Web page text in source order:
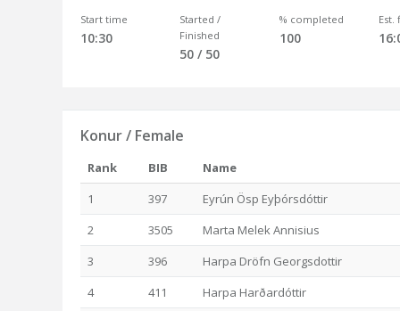
Start time
10:30
Started /
Finished
50 / 50
% completed
100
Est.
Konur / Female
Rank BIB
Name
1
397
Eyrún Ösp Eyþórsdóttir
2
3505
Marta Melek Annisius
3
396
Harpa Dröfn Georgsdottir
4
411
Harpa Harðardóttir